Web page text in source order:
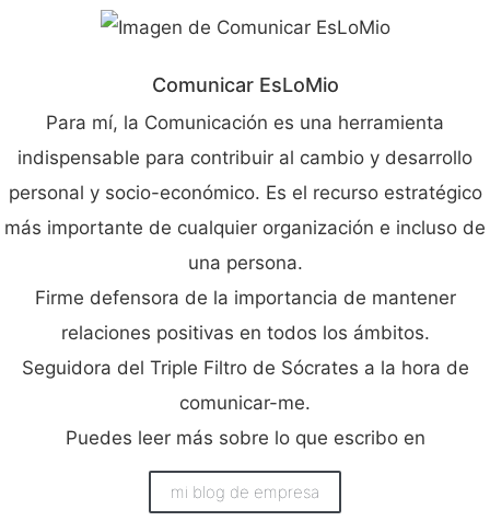
Comunicar EsLoMio
Para mí, la Comunicación es una herramienta
indispensable para contribuir al cambio y desarrollo
personal y socio-económico. Es el recurso estratégico
más importante de cualquier organización e incluso de
una persona.
Firme defensora de la importancia de mantener
relaciones positivas en todos los ámbitos.
Seguidora del Triple Filtro de Sócrates a la hora de
comunicar-me.
Puedes leer más sobre lo que escribo en
mi blog de empresa